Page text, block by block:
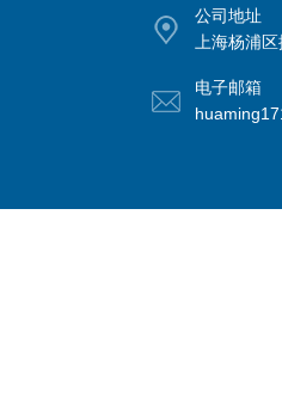
公司地址
上海杨浦
电子邮箱